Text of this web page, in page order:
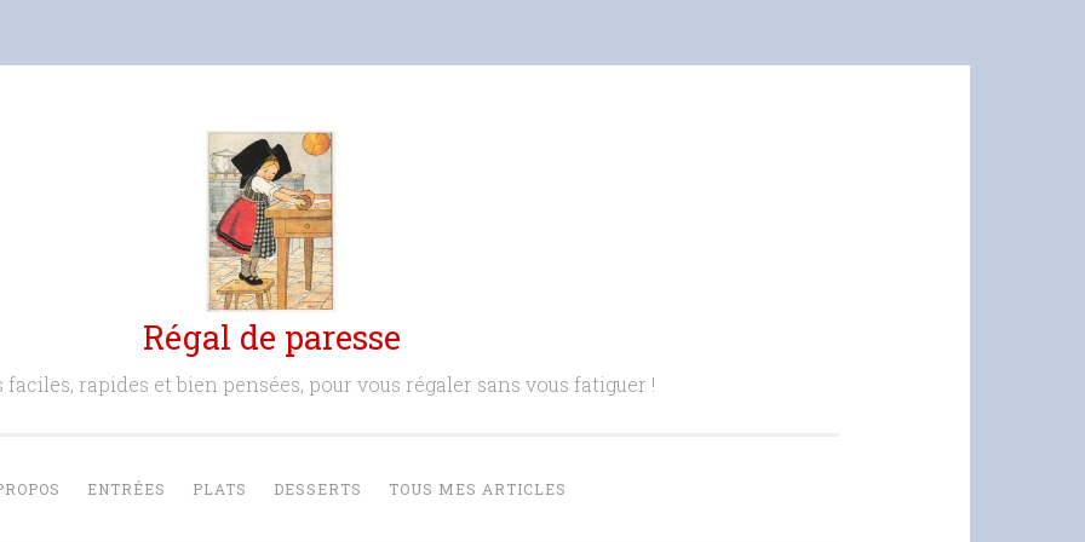
Régal de paresse
faciles, rapides et bien pensées, pour vous régaler sans vous fatiguer !
ENTRÉES PLATS DESSERTS TOUS MES ARTICLES